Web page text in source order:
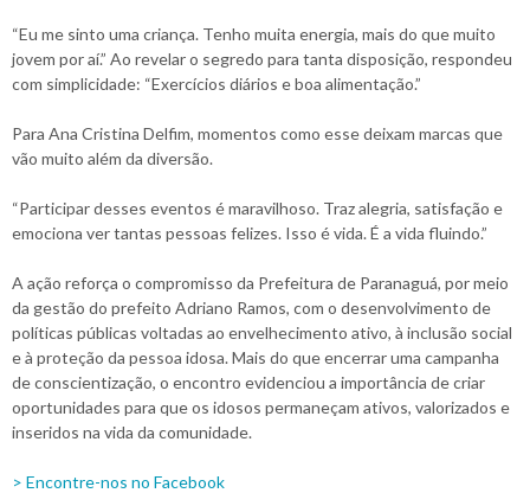
“Eu me sinto uma criança. Tenho muita energia, mais do que muito
jovem por aí.” Ao revelar o segredo para tanta disposição, respondeu
com simplicidade: “Exercícios diários e boa alimentação.”
Para Ana Cristina Delfim, momentos como esse deixam marcas que
vão muito além da diversão.
“Participar desses eventos é maravilhoso. Traz alegria, satisfação e
emociona ver tantas pessoas felizes. Isso é vida. É a vida fluindo.”
A ação reforça o compromisso da Prefeitura de Paranaguá, por meio
da gestão do prefeito Adriano Ramos, com o desenvolvimento de
políticas públicas voltadas ao envelhecimento ativo, à inclusão social
e à proteção da pessoa idosa. Mais do que encerrar uma campanha
de conscientização, o encontro evidenciou a importância de criar
oportunidades para que os idosos permaneçam ativos, valorizados e
inseridos na vida da comunidade.
> Encontre-nos no Facebook